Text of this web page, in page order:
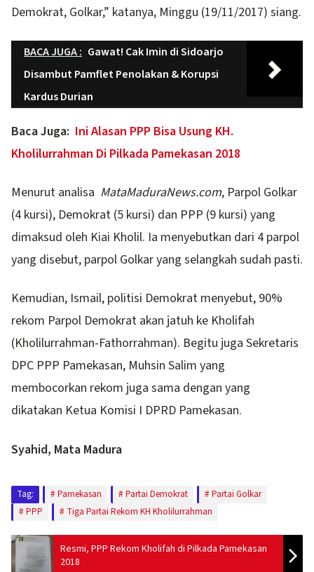
Demokrat, Golkar,” katanya, Minggu (19/11/2017) siang.
BACA JUGA : Gawat! Cak Imin di Sidoarjo
Disambut Pamflet Penolakan & Korupsi
Kardus Durian
Baca Juga: Ini Alasan PPP Bisa Usung KH.
Kholilurrahman Di Pilkada Pamekasan 2018
Menurut analisa MataMaduraNews.com, Parpol Golkar
(4 kursi), Demokrat (5 kursi) dan PPP (9 kursi) yang
dimaksud oleh Kiai Kholil. Ia menyebutkan dari 4 parpol
yang disebut, parpol Golkar yang selangkah sudah pasti.
Kemudian, Ismail, politisi Demokrat menyebut, 90%
rekom Parpol Demokrat akan jatuh ke Kholifah
(Kholilurrahman-Fathorrahman). Begitu juga Sekretaris
DPC PPP Pamekasan, Muhsin Salim yang
membocorkan rekom juga sama dengan yang
dikatakan Ketua Komisi I DPRD Pamekasan.
Syahid, Mata Madura
Tag: Pamekasan Partai Demokrat
Partai Golkar
PPP
Tiga Partai Rekom KH Kholilurrahman
Resmi, PPP Rekom Kholifah di Pilkada Pamekasan
2018